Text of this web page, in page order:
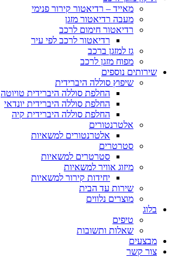
מאייד – רדיאטור קירור פנימי
מעבה רדיאטור מזגן
רדיאטור חימום לרכב
רדיאטור לרכב לפי עיר
גז למזגן ברכב
מפוח מזגן לרכב
שירותים נוספים
שיפוץ סוללה היברידית
החלפת סוללה היברידית טויוטה
החלפת סוללה היברידית יונדאי
החלפת סוללה היברידית קיה
אלטרנטורים
אלטרנטורים למשאיות
סטרטרים
סטרטרים למשאיות
מיזוג אוויר למשאיות
יחידות קירור למשאיות
שירות עד הבית
מוצרים נלווים
בלוג
טיפים
שאלות ותשובות
מבצעים
צור קשר